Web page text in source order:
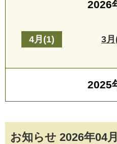
お知らせ 2026年04月
2026
4月(1) 3月
2025